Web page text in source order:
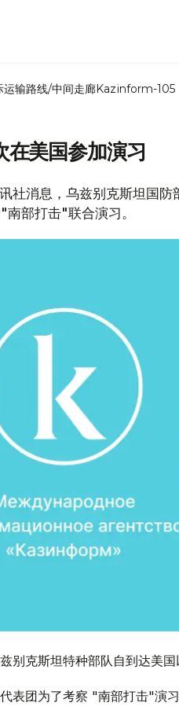
运输路线/中间走廊Kazinform-105
在美国参加演习
消息，乌兹别克斯坦国防
部打击"联合演习。
别克斯坦特种部队自到达美国
表团为了考察 "南部打击"演